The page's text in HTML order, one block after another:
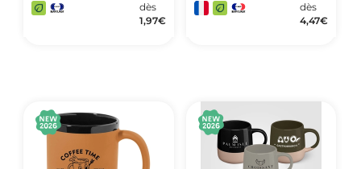
dès
1,97€
dès
4,47€